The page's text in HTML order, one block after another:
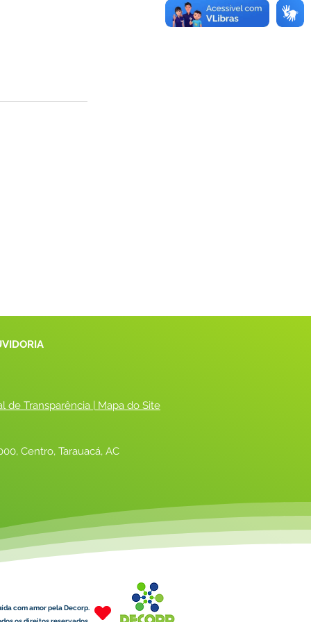
de Transparência | Mapa do Site
Centro, Tarauacá, AC
com amor pela Decorp.